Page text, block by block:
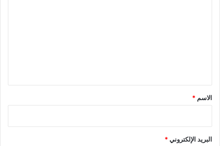
*
الاسم *
البريد الإلكتروني*